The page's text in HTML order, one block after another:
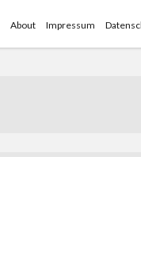
About Impressum